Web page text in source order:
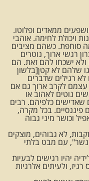
ממאדים ופלוטו.
ויכולת לחימה. אוהבי
סוחפת. כשהם מציבים
רגשי ארוך, נוטרים
ישכחו להם זאת. הם
שלהם לא קטן[בלשון
רגילים שדברים
עצמם לקרב ארוך גם אם
נוטים לאהוב או
כלפיהם. רבים
בכל מקרה,
וכושר מיני גבוה
לא גבוהים, מוצקים
נשר", עם מבט בלתי
יהיו רגישים לבעיות
ולעיתים אלרגיות